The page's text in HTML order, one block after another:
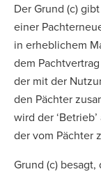
Der Grund (c)
einer
in erheblichem
dem
der mit der
den Pächter
wird der
der vom Pächter
Grund (c)